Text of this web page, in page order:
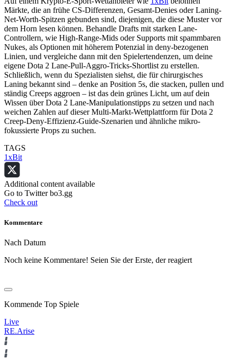
Märkte, die an frühe CS-Differenzen, Gesamt-Denies oder Laning-
Net-Worth-Spitzen gebunden sind, diejenigen, die diese Muster vor
dem Horn lesen können. Behandle Drafts mit starken Lane-
Controllern, wie High-Range-Mids oder Supports mit spammbaren
Nukes, als Optionen mit höherem Potenzial in deny-bezogenen
Linien, und vergleiche dann mit den Spielertendenzen, um deine
eigene Dota 2 Lane-Pull-Aggro-Tricks-Shortlist zu erstellen.
Schließlich, wenn du Spezialisten siehst, die für chirurgisches
Laning bekannt sind – denke an Position 5s, die stacken, pullen und
ständig Creeps aggroen – ist das dein grünes Licht, um auf dein
Wissen über Dota 2 Lane-Manipulationstipps zu setzen und nach
weichen Zahlen auf dieser Multi-Markt-Wettplattform für Dota 2
Creep-Deny-Effizienz-Guide-Szenarien und ähnliche mikro-
fokussierte Props zu suchen.
TAGS
1xBit
Additional content available
Go to Twitter bo3.gg
Check out
Kommentare
Nach Datum
Noch keine Kommentare! Seien Sie der Erste, der reagiert
Kommende Top Spiele
Live
RE.Arise